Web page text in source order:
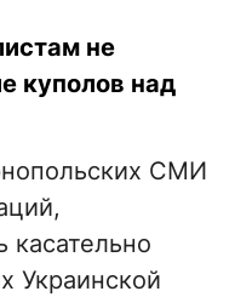
не
куполов над
СМИ
касательно
Украинской